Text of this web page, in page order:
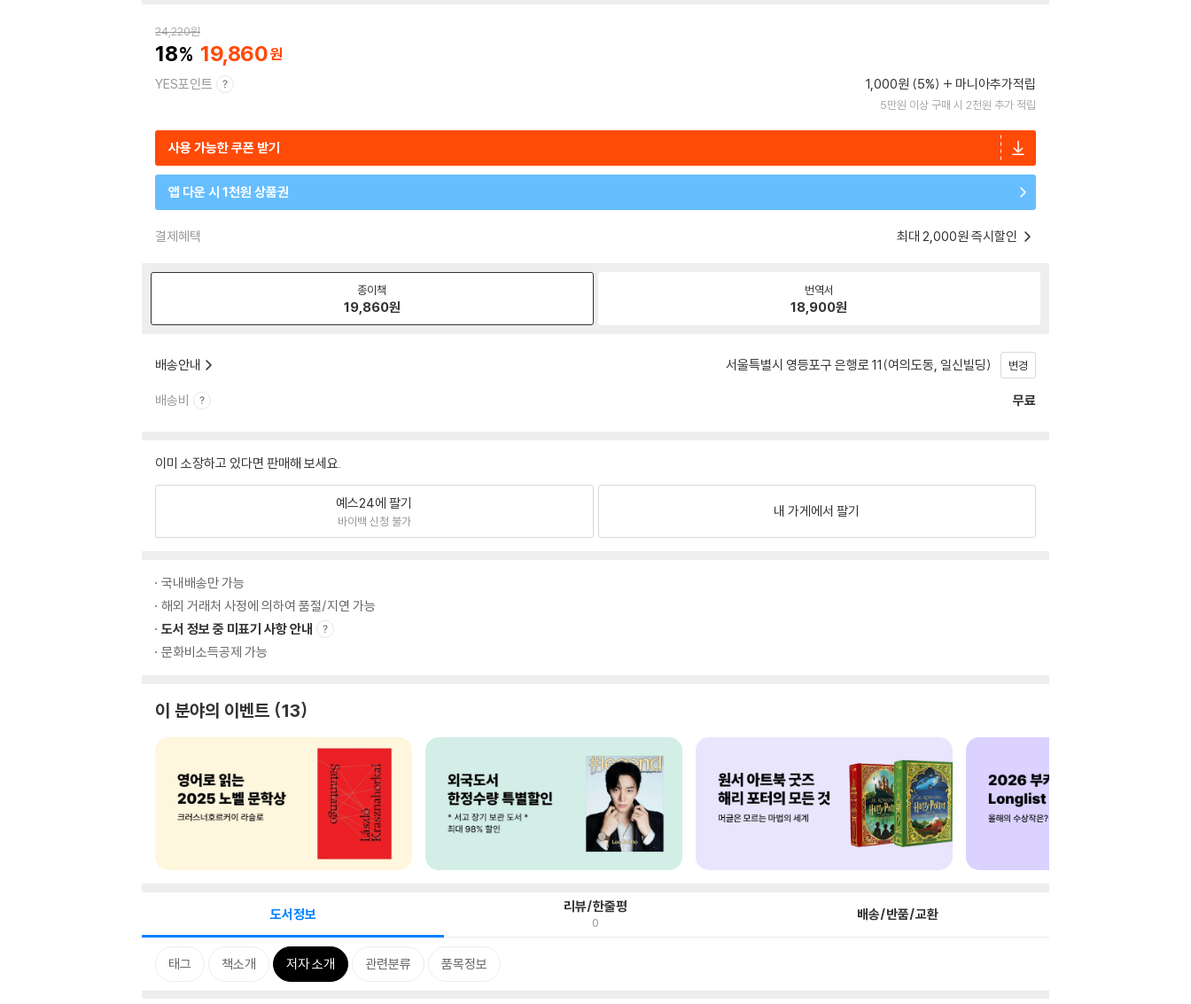
24,220원
18 19,860
YES포인트 1,000원 (5%) 마니아추가적립
5만원 이상 구매 시 2천원 추가 적립
사용 가능한 쿠폰 받기
앱 다운 시 1천원 상품권
결제혜택 최대 2,000원 즉시할인
종이책
19,860원
번역서
18,900원
배송안내 서울특별시 영등포구 은행로 11(여의도동, 일신빌딩) 변경
배송비 무료
이미 소장하고 있다면 판매해 보세요.
예스24에 팔기
바이백 신청 불가
내 가게에서 팔기
국내배송만 가능
해외 거래처 사정에 의하여 품절/지연 가능
도서 정보 중 미표기 사항 안내
문화비소득공제 가능
이 분야의 이벤트 13
도서정보 리뷰/한줄평
0 배송/반품/교환
태그 책소개 저자 소개 관련분류 품목정보